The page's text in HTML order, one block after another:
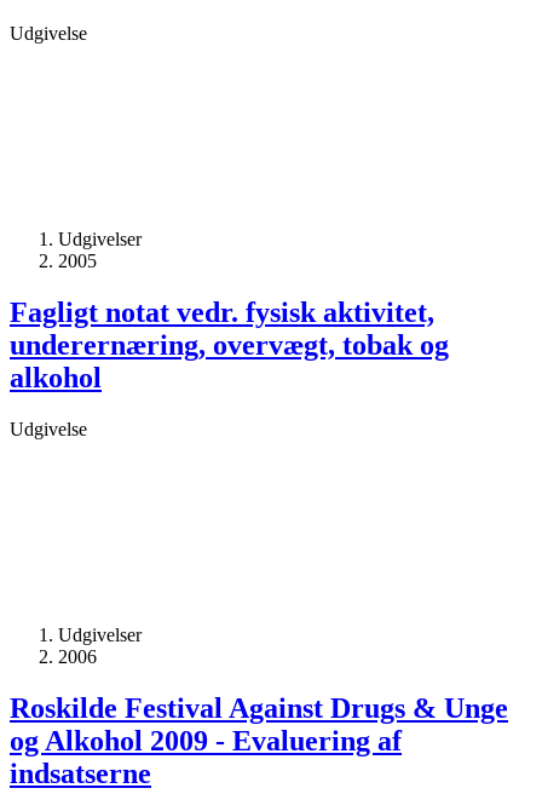
Udgivelse
Udgivelser
2005
Fagligt notat vedr. fysisk aktivitet,
underernæring, overvægt, tobak og
alkohol
Udgivelse
Udgivelser
2006
Roskilde Festival Against Drugs & Unge
og Alkohol 2009 - Evaluering af
indsatserne